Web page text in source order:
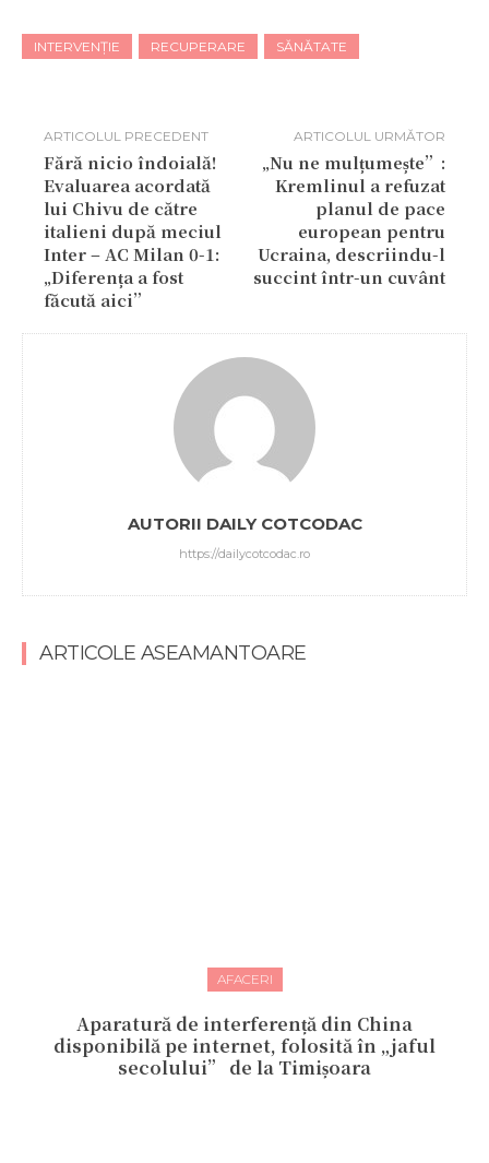
INTERVENȚIE RECUPERARE SĂNĂTATE
ARTICOLUL PRECEDENT
Fără nicio îndoială!
Evaluarea acordată
lui Chivu de către
italieni după meciul
Inter – AC Milan 0-1:
„Diferența a fost
făcută aici”
ARTICOLUL URMĂTOR
„Nu ne mulțumește”:
Kremlinul a refuzat
planul de pace
european pentru
Ucraina, descriindu-l
succint într-un cuvânt
AUTORII DAILY COTCODAC
https://dailycotcodac.ro
ARTICOLE ASEAMANTOARE
AFACERI
Aparatură de interferență din China
disponibilă pe internet, folosită în „jaful
secolului” de la Timișoara